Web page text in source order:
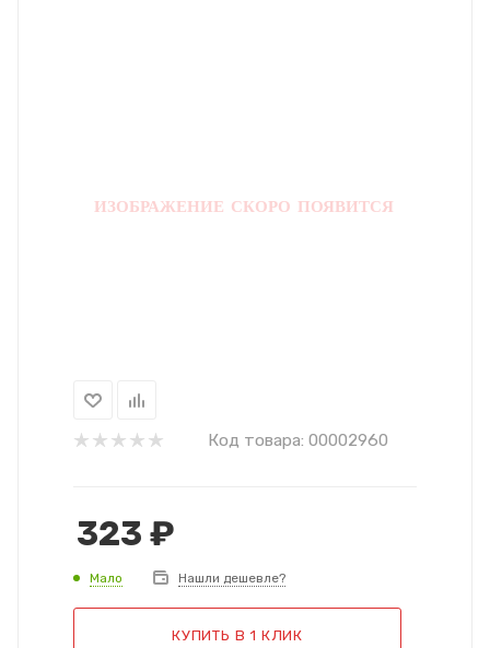
Код товара: 00002960
323 ₽
Мало Нашли дешевле?
КУПИТЬ В 1 КЛИК